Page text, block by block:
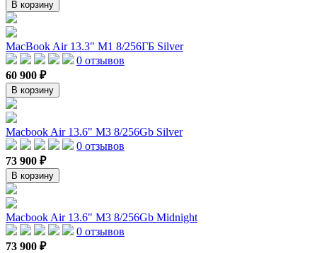
В корзину
MacBook Air 13.3" M1 8/256ГБ Silver
0 отзывов
60 900 ₽
В корзину
Macbook Air 13.6" M3 8/256Gb Silver
0 отзывов
73 900 ₽
В корзину
Macbook Air 13.6" M3 8/256Gb Midnight
0 отзывов
73 900 ₽